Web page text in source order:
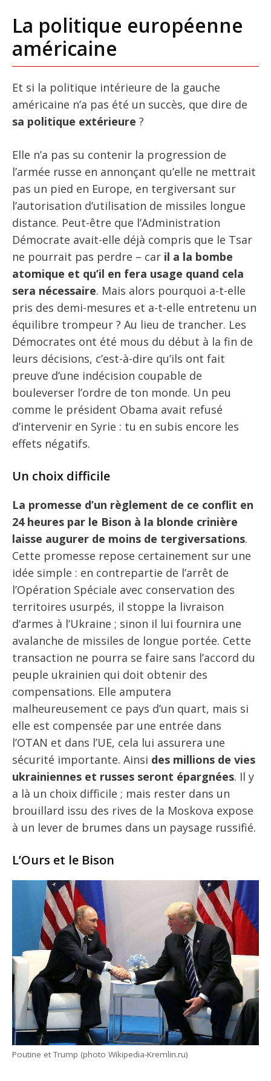
La politique européenne
américaine
Et si la politique intérieure de la gauche
américaine n’a pas été un succès, que dire de
sa politique extérieure ?
Elle n’a pas su contenir la progression de
l’armée russe en annonçant qu’elle ne mettrait
pas un pied en Europe, en tergiversant sur
l’autorisation d’utilisation de missiles longue
distance. Peut-être que l’Administration
Démocrate avait-elle déjà compris que le Tsar
ne pourrait pas perdre – car il a la bombe
atomique et qu’il en fera usage quand cela
sera nécessaire. Mais alors pourquoi a-t-elle
pris des demi-mesures et a-t-elle entretenu un
équilibre trompeur ? Au lieu de trancher. Les
Démocrates ont été mous du début à la fin de
leurs décisions, c’est-à-dire qu’ils ont fait
preuve d’une indécision coupable de
bouleverser l’ordre de ton monde. Un peu
comme le président Obama avait refusé
d’intervenir en Syrie : tu en subis encore les
effets négatifs.
Un choix difficile
La promesse d’un règlement de ce conflit en
24 heures par le Bison à la blonde crinière
laisse augurer de moins de tergiversations.
Cette promesse repose certainement sur une
idée simple : en contrepartie de l’arrêt de
l’Opération Spéciale avec conservation des
territoires usurpés, il stoppe la livraison
d’armes à l’Ukraine ; sinon il lui fournira une
avalanche de missiles de longue portée. Cette
transaction ne pourra se faire sans l’accord du
peuple ukrainien qui doit obtenir des
compensations. Elle amputera
malheureusement ce pays d’un quart, mais si
elle est compensée par une entrée dans
l’OTAN et dans l’UE, cela lui assurera une
sécurité importante. Ainsi des millions de vies
ukrainiennes et russes seront épargnées. Il y
a là un choix difficile ; mais rester dans un
brouillard issu des rives de la Moskova expose
à un lever de brumes dans un paysage russifié.
L’Ours et le Bison
Poutine et Trump (photo Wikipedia-Kremlin.ru)